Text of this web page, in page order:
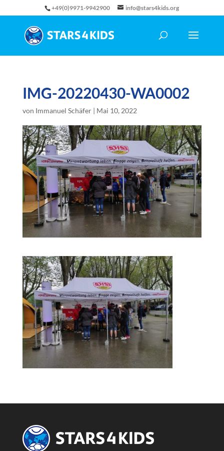
+49(0)9971-9942900 info@stars4kids.org
IMG-20220430-WA0002
von Immanuel Schäfer| Mai 10, 2022